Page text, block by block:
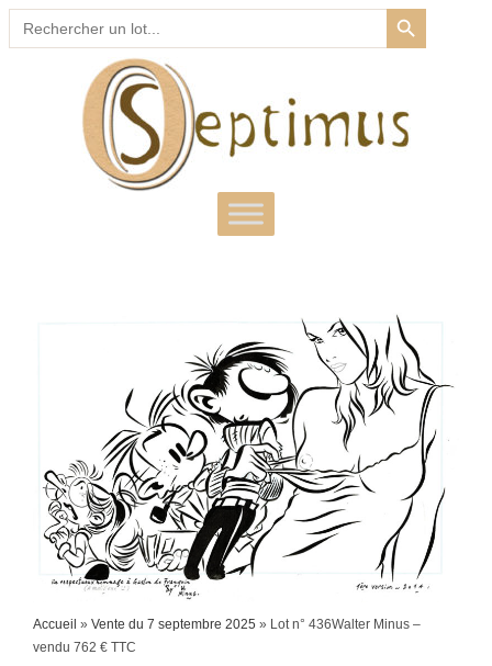
Search
for:
SEARCH BUTTON
Accueil » Vente du 7 septembre 2025 » Lot n° 436Walter Minus –
vendu 762 € TTC